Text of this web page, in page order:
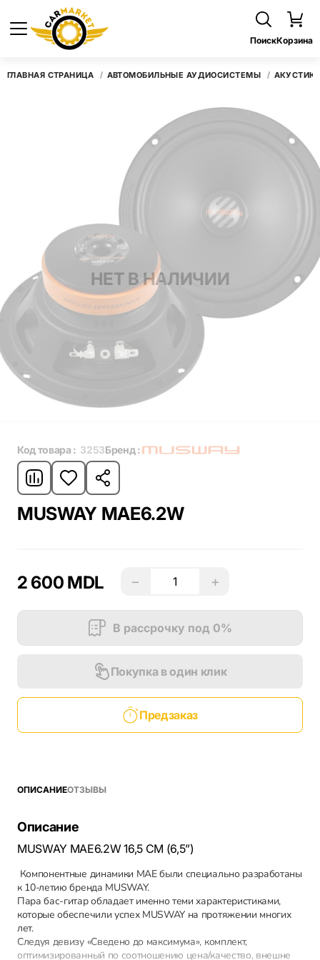
ПоискКорзина
ГЛАВНАЯ СТРАНИЦА АВТОМОБИЛЬНЫЕ АУДИОСИСТЕМЫ
НЕТ В НАЛИЧИИ
Код товара : 3253Бренд :
MUSWAY MAE6.2W
2 600 MDL − +
В рассрочку под 0%
Покупка в один клик
Предзаказ
ОПИСАНИЕОТЗЫВЫ
Описание
MUSWAY MAE6.2W 16,5 CM (6,5”)
Компонентные динамики MAE были специально разработаны
к 10-летию бренда MUSWAY.
Пара бас-гитар обладает именно теми характеристиками,
которые обеспечили успех MUSWAY на протяжении многих
лет.
Следуя девизу «Сведено до максимума», комплект,
оптимизированный по соотношению цена/качество, внешне